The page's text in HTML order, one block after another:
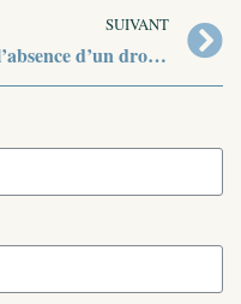
SUIVANT
En l’absence d’un droit spatial, un risque accru d’un « big bang orbital »